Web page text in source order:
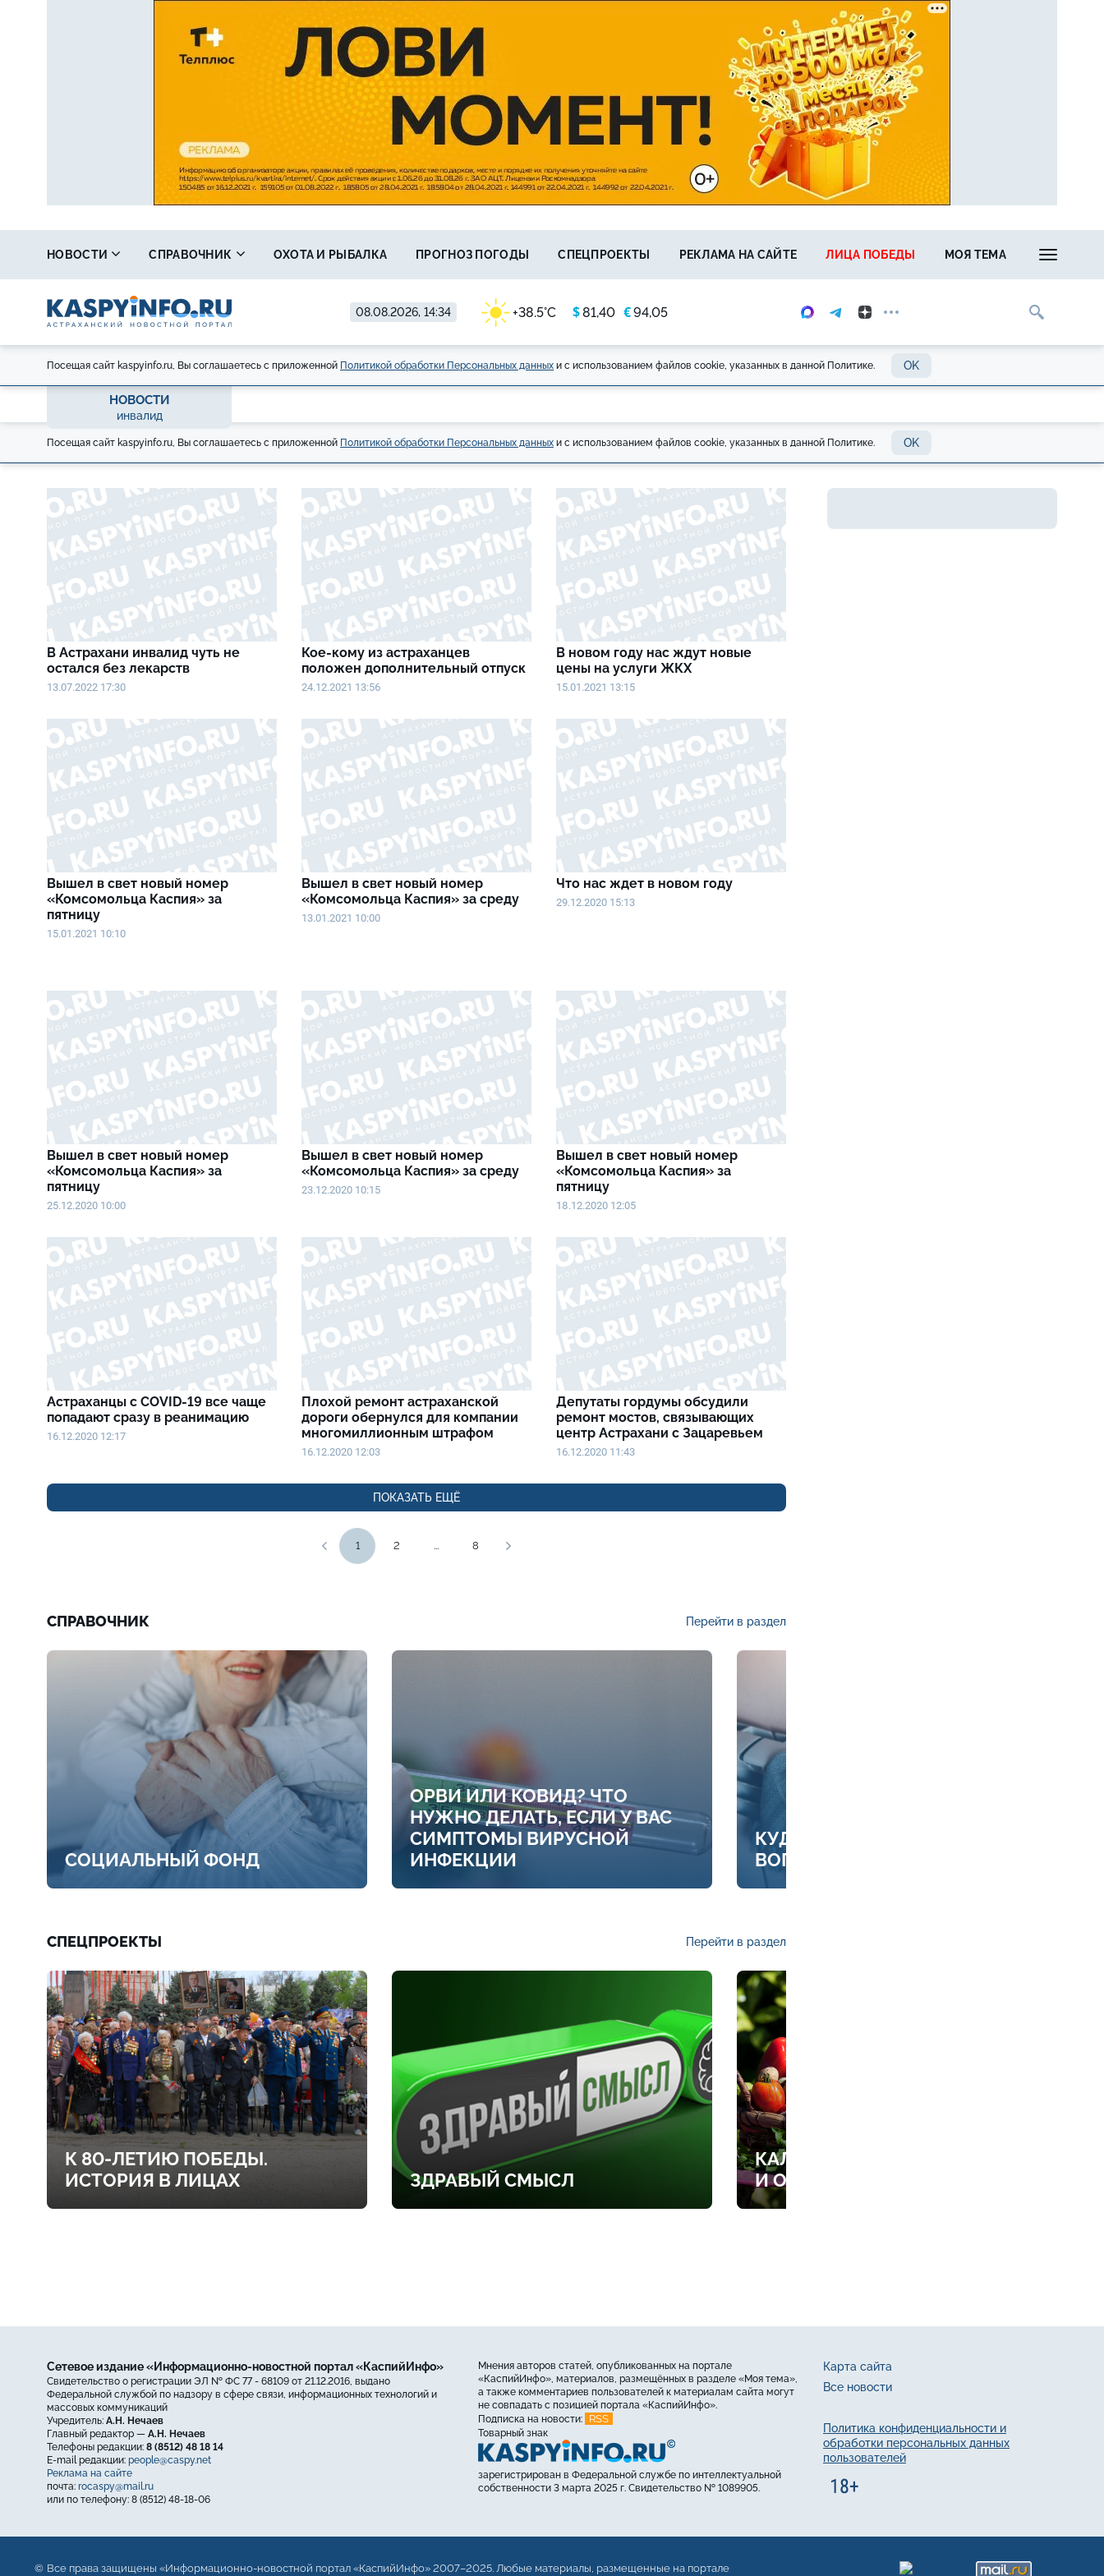
08.08.2026, 14:34 +38.5°C $81,40 €94,05
НОВОСТИ СПРАВОЧНИК ОХОТА И РЫБАЛКА ПРОГНОЗ ПОГОДЫ СПЕЦПРОЕКТЫ РЕКЛАМА НА САЙТЕ ЛИЦА ПОБЕДЫ МОЯ ТЕМА
Посещая сайт kaspyinfo.ru, Вы соглашаетесь с приложенной Политикой обработки Персональных данных и с использованием файлов cookie, указанных в данной Политике. OK
НОВОСТИ
инвалид
Посещая сайт kaspyinfo.ru, Вы соглашаетесь с приложенной Политикой обработки Персональных данных и с использованием файлов cookie, указанных в данной Политике. OK
В Астрахани инвалид чуть не
остался без лекарств
13.07.2022 17:30
Кое-кому из астраханцев
положен дополнительный отпуск
24.12.2021 13:56
В новом году нас ждут новые
цены на услуги ЖКХ
15.01.2021 13:15
Вышел в свет новый номер
«Комсомольца Каспия» за
пятницу
15.01.2021 10:10
Вышел в свет новый номер
«Комсомольца Каспия» за среду
13.01.2021 10:00
Что нас ждет в новом году
29.12.2020 15:13
Вышел в свет новый номер
«Комсомольца Каспия» за
пятницу
25.12.2020 10:00
Вышел в свет новый номер
«Комсомольца Каспия» за среду
23.12.2020 10:15
Вышел в свет новый номер
«Комсомольца Каспия» за
пятницу
18.12.2020 12:05
Астраханцы с COVID-19 все чаще
попадают сразу в реанимацию
16.12.2020 12:17
Плохой ремонт астраханской
дороги обернулся для компании
многомиллионным штрафом
16.12.2020 12:03
Депутаты гордумы обсудили
ремонт мостов, связывающих
центр Астрахани с Зацаревьем
16.12.2020 11:43
ПОКАЗАТЬ ЕЩЁ
1 2 ... 8
СПРАВОЧНИК Перейти в раздел
СОЦИАЛЬНЫЙ ФОНД
ОРВИ ИЛИ КОВИД? ЧТО
НУЖНО ДЕЛАТЬ, ЕСЛИ У ВАС
СИМПТОМЫ ВИРУСНОЙ
ИНФЕКЦИИ
КУДА ЗВОНИТЬ, ЕСЛИ ЕСТЬ
ВОПРОСЫ ПО ОТОПЛЕНИЮ
СПЕЦПРОЕКТЫ Перейти в раздел
К 80-ЛЕТИЮ ПОБЕДЫ.
ИСТОРИЯ В ЛИЦАХ
ЗДРАВЫЙ СМЫСЛ
КАЛЕНДАРЬ РАБОТ В САДУ
И ОГОРОДЕ
Сетевое издание «Информационно-новостной портал «КаспийИнфо»
Свидетельство о регистрации ЭЛ № ФС 77 - 68109 от 21.12.2016, выдано
Федеральной службой по надзору в сфере связи, информационных технологий и
массовых коммуникаций
Учредитель: А.Н. Нечаев
Главный редактор — А.Н. Нечаев
Телефоны редакции: 8 (8512) 48 18 14
E-mail редакции: people@caspy.net
Реклама на сайте
почта: rocaspy@mail.ru
или по телефону: 8 (8512) 48-18-06
Мнения авторов статей, опубликованных на портале
«КаспийИнфо», материалов, размещённых в разделе «Моя тема»,
а также комментариев пользователей к материалам сайта могут
не совпадать с позицией портала «КаспийИнфо».
Подписка на новости:
RSS
Товарный знак
зарегистрирован в Федеральной службе по интеллектуальной
собственности 3 марта 2025 г. Свидетельство № 1089905.
Карта сайта
Все новости
Политика конфиденциальности и
обработки персональных данных
пользователей
Все права защищены «Информационно-новостной портал «КаспийИнфо» 2007–2025. Любые материалы, размещенные на портале